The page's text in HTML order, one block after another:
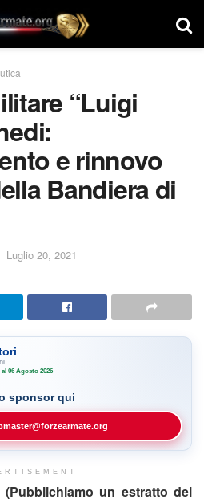
“Luigi
e rinnovo
Bandiera di
Luglio 20, 2021
06 Agosto 2026
sponsor qui
(Pubblichiamo un estratto del